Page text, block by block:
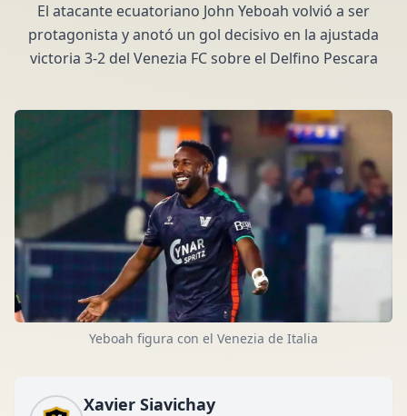
El atacante ecuatoriano John Yeboah volvió a ser
protagonista y anotó un gol decisivo en la ajustada
victoria 3-2 del Venezia FC sobre el Delfino Pescara
Yeboah figura con el Venezia de Italia
Xavier Siavichay